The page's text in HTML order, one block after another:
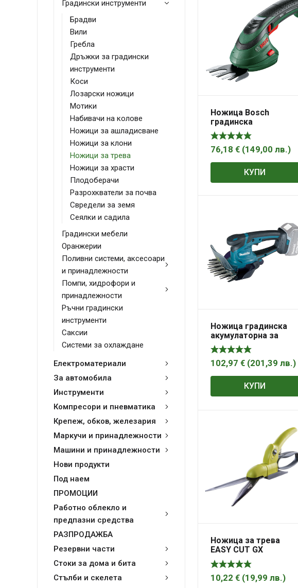
Градински инструменти
Брадви
Вили
Гребла
Дръжки за градински
инструменти
Коси
Лозарски ножици
Мотики
Набивачи на колове
Ножици за ашладисване
Ножици за клони
Ножици за трева
Ножици за храсти
Плодоберачи
Разрохкватели за почва
Свредели за земя
Сеялки и садила
Градински мебели
Оранжерии
Поливни системи, аксесоари
и принадлежности
Помпи, хидрофори и
принадлежности
Ръчни градински
инструменти
Саксии
Системи за охлаждане
Електроматериали
За автомобила
Инструменти
Компресори и пневматика
Крепеж, обков, железария
Маркучи и принадлежности
Машини и принадлежности
Нови продукти
Под наем
ПРОМОЦИИ
Работно облекло и
предпазни средства
РАЗПРОДАЖБА
Резервни части
Стоки за дома и бита
Стълби и скелета
Ножица Bosch
градинска
акумулаторна за
трева и храсти с 1
батерия и зарядно,
80 мм, Isio
76,18 € (149,00 лв.)
КУПИ
Ножица градинска
акумулаторна за
трева, без батерия и
зарядно 18 V, 160 мм,
BUM168Z , Makita
102,97 € (201,39 лв.)
КУПИ
Ножица за трева
EASY CUT GX
10,22 € (19,99 лв.)